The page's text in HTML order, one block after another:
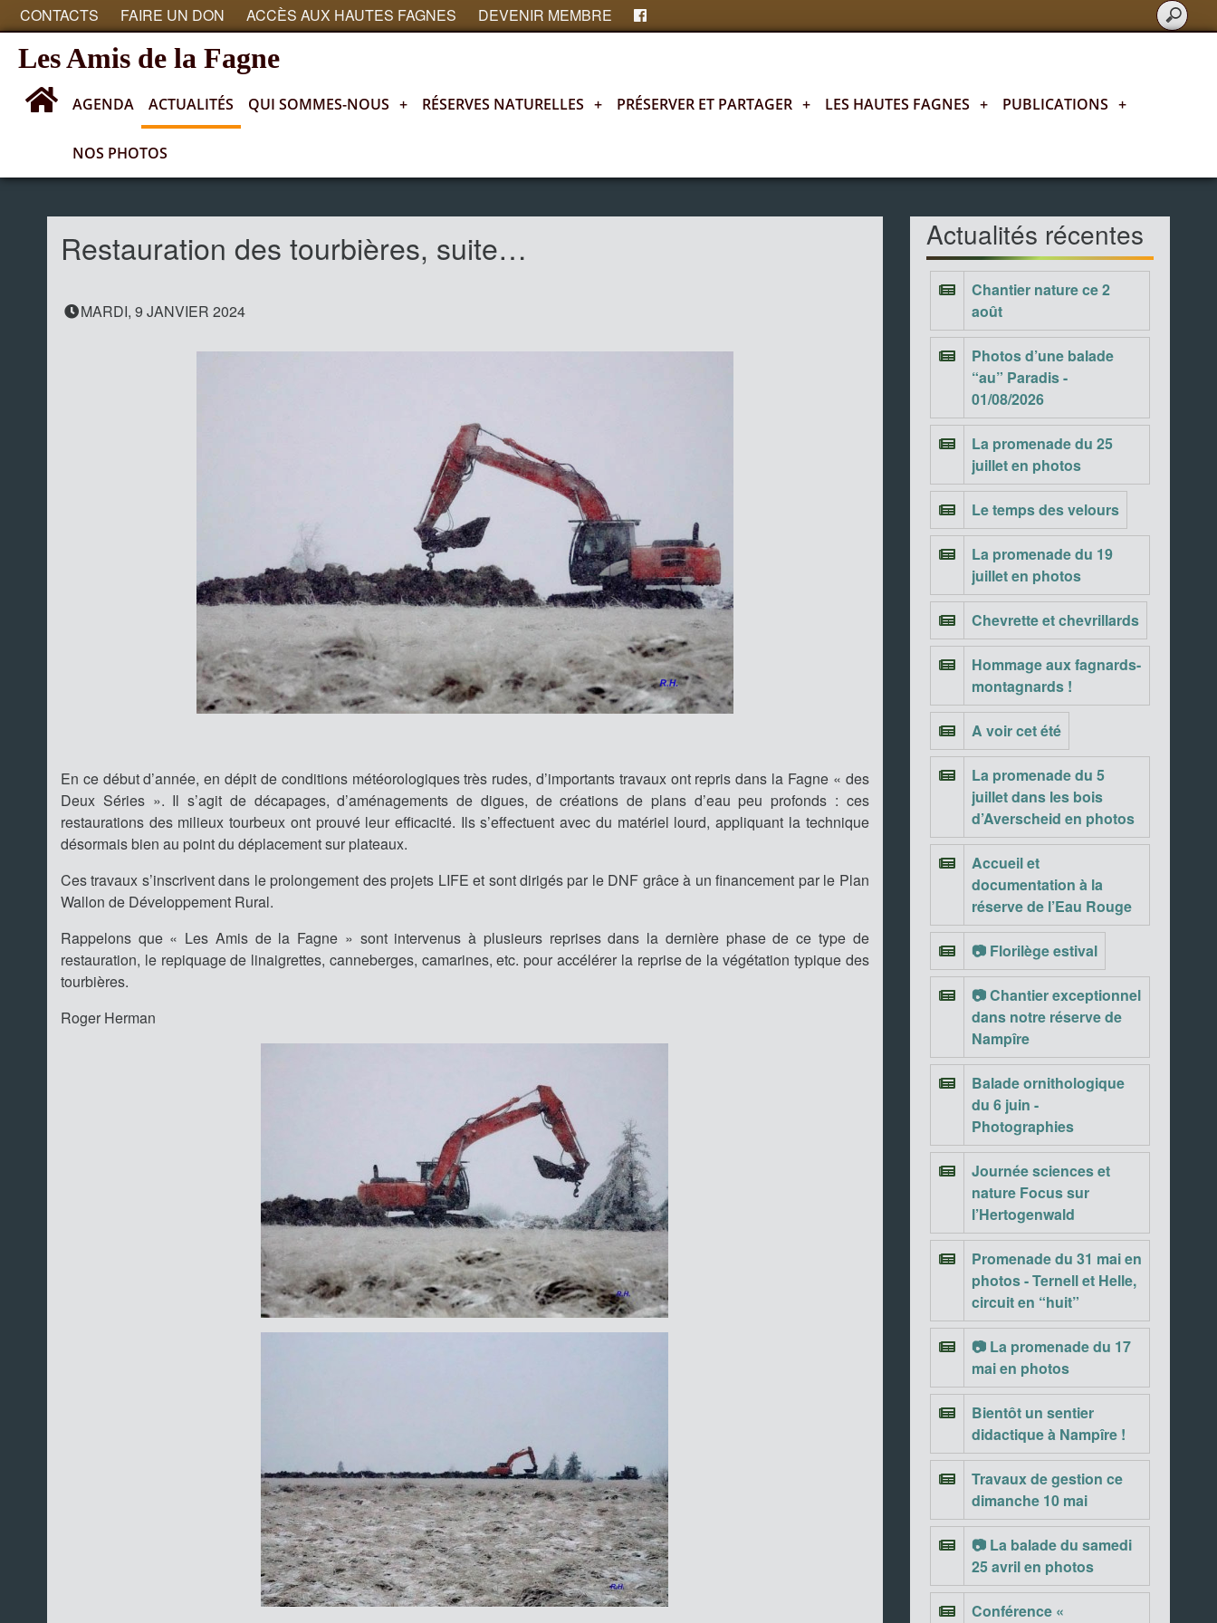
CONTACTS FAIRE UN DON ACCÈS AUX HAUTES FAGNES DEVENIR MEMBRE
Les Amis de la Fagne
AGENDA ACTUALITÉS QUI SOMMES-NOUS + RÉSERVES NATURELLES + PRÉSERVER ET PARTAGER + LES HAUTES FAGNES + PUBLICATIONS +
NOS PHOTOS
Actualités
Restauration des tourbières, suite…
MARDI, 9 JANVIER 2024
En ce début d’année, en dépit de conditions météorologiques très rudes, d’importants travaux ont repris dans la Fagne « des
Deux Séries ». Il s’agit de décapages, d’aménagements de digues, de créations de plans d’eau peu profonds : ces
restaurations des milieux tourbeux ont prouvé leur efficacité. Ils s’effectuent avec du matériel lourd, appliquant la technique
désormais bien au point du déplacement sur plateaux.
Ces travaux s’inscrivent dans le prolongement des projets LIFE et sont dirigés par le DNF grâce à un financement par le Plan
Wallon de Développement Rural.
Rappelons que « Les Amis de la Fagne » sont intervenus à plusieurs reprises dans la dernière phase de ce type de
restauration, le repiquage de linaigrettes, canneberges, camarines, etc. pour accélérer la reprise de la végétation typique des
tourbières.
Roger Herman
Actualités récentes
Chantier nature ce 2
août
Photos d’une balade
“au” Paradis -
01/08/2026
La promenade du 25
juillet en photos
Le temps des velours
La promenade du 19
juillet en photos
Chevrette et chevrillards
Hommage aux fagnards-
montagnards !
A voir cet été
La promenade du 5
juillet dans les bois
d’Averscheid en photos
Accueil et
documentation à la
réserve de l’Eau Rouge
📷 Florilège estival
📷 Chantier exceptionnel
dans notre réserve de
Nampîre
Balade ornithologique
du 6 juin -
Photographies
Journée sciences et
nature Focus sur
l’Hertogenwald
Promenade du 31 mai en
photos - Ternell et Helle,
circuit en “huit”
📷 La promenade du 17
mai en photos
Bientôt un sentier
didactique à Nampîre !
Travaux de gestion ce
dimanche 10 mai
📷 La balade du samedi
25 avril en photos
Conférence «